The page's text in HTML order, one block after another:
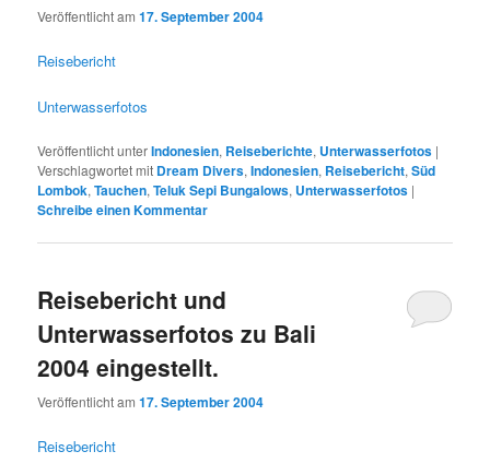
Veröffentlicht am17. September 2004
Reisebericht
Unterwasserfotos
Veröffentlicht unterIndonesien, Reiseberichte, Unterwasserfotos |
Verschlagwortet mit Dream Divers,Indonesien, Reisebericht,Süd
Lombok,Tauchen,Teluk Sepi Bungalows, Unterwasserfotos |
Schreibe einen Kommentar
Reisebericht und
Unterwasserfotos zu Bali
2004 eingestellt.
Veröffentlicht am17. September 2004
Reisebericht